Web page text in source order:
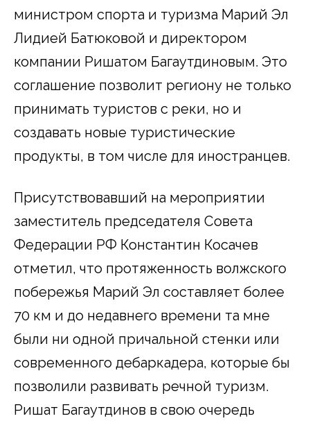
министром спорта и туризма Марий Эл
Лидией Батюковой и директором
компании Ришатом Багаутдиновым. Это
соглашение позволит региону не только
принимать туристов с реки, но и
создавать новые туристические
продукты, в том числе для иностранцев.
Присутствовавший на мероприятии
заместитель председателя Совета
Федерации РФ Константин Косачев
отметил, что протяженность волжского
побережья Марий Эл составляет более
70 км и до недавнего времени та мне
были ни одной причальной стенки или
современного дебаркадера, которые бы
позволили развивать речной туризм.
Ришат Багаутдинов в свою очередь